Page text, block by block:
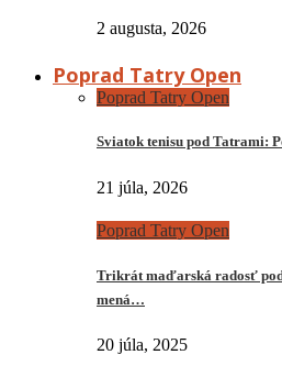
2 augusta, 2026
Poprad Tatry Open
Poprad Tatry Open
Sviatok tenisu pod Tatrami:
21 júla, 2026
Poprad Tatry Open
Trikrát maďarská radosť
mená…
20 júla, 2025